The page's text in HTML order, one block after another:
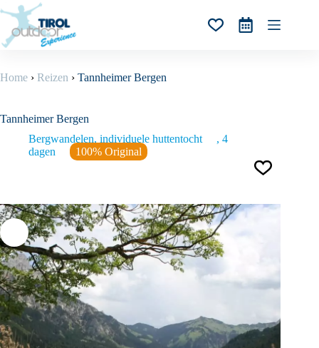
naar
inhoud
Winkelwagen
Home › Reizen › Tannheimer Bergen
Tannheimer Bergen
Bergwandelen, individuele huttentocht
4
dagen
100% Original